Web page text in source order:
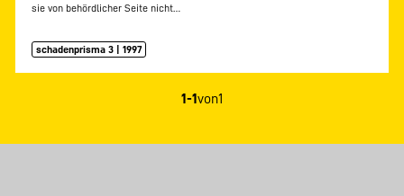
sie von behördlicher Seite nicht…
schadenprisma 3 | 1997
1-1von1